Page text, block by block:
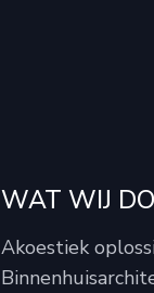
WAT WIJ
Akoestiek